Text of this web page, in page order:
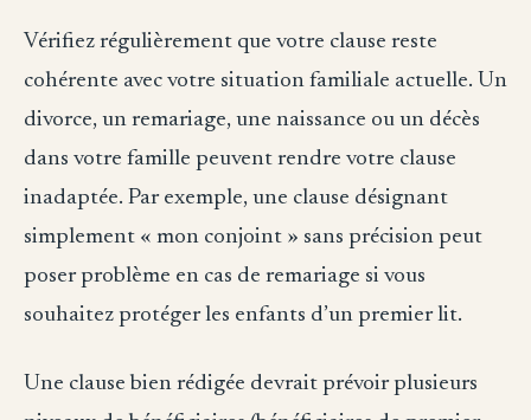
Vérifiez régulièrement que votre clause reste
cohérente avec votre situation familiale actuelle. Un
divorce, un remariage, une naissance ou un décès
dans votre famille peuvent rendre votre clause
inadaptée. Par exemple, une clause désignant
simplement « mon conjoint » sans précision peut
poser problème en cas de remariage si vous
souhaitez protéger les enfants d’un premier lit.
Une clause bien rédigée devrait prévoir plusieurs